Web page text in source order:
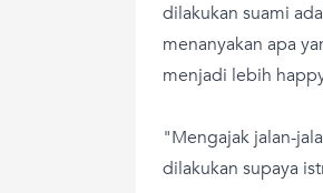
dilakukan suami
menanyakan apa
menjadi lebih
"Mengajak jalan-
dilakukan supaya